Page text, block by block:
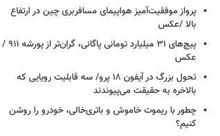
پرواز موفقیت‌آمیز هواپیمای مسافربری چین در ارتفاع
بالا /عکس
پیچ‌های ۳۱ میلیارد تومانی پاگانی، گران‌تر از پورشه ۹۱۱ /
عکس
تحول بزرگ در آیفون ۱۸ پرو/ سه قابلیت رویایی که
بالاخره به حقیقت می‌پیوندند
چطور با ریموت خاموش و باتری‌خالی، خودرو را روشن
کنیم؟